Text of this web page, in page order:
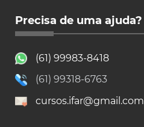
Precisa de uma ajuda?
(61) 99983-8418
(61) 99318-6763
cursos.ifar@gmail.com